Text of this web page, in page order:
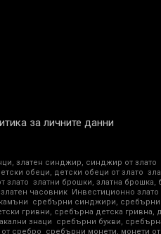
за личните данни
златен синджир, синджир от злато
обеци, детски обеци от злато
злато златни брошки, златна брошка,
часовник Инвестиционно злато
сребърни синджири,
гривни, сребърна детска гривна,
знаци сребърни букви,
сребро сребърни монети, монети